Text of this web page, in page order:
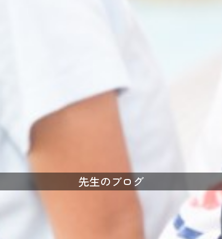
先生のブログ